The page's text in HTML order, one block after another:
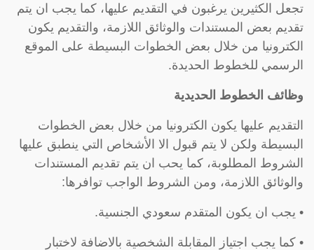
تجعل الكثيرين يرغبون في التقديم عليها، كما يجب ان يتم
تقديم بعض المستندات والوثائق اللازمة، والتقديم يكون
الكترونيا من خلال بعض الخطوات البسيطة على الموقع
الرسمي للخطوط الحديدة.
وظائف الخطوط الحديدية
التقديم عليها يكون الكترونيا من خلال بعض الخطوات
البسيطة ولكن لا يتم قبول الا الأشخاص التي ينطبق عليها
الشروط المطلوبة، كما يحب ان يتم تقديم المستندات
والوثائق اللازمة، ومن الشروط الواجب توافرها:
• يجب ان يكون المتقدم سعودي الجنسية.
• كما يجب اجتياز المقابلة الشخصية بالاضافة لاختبار